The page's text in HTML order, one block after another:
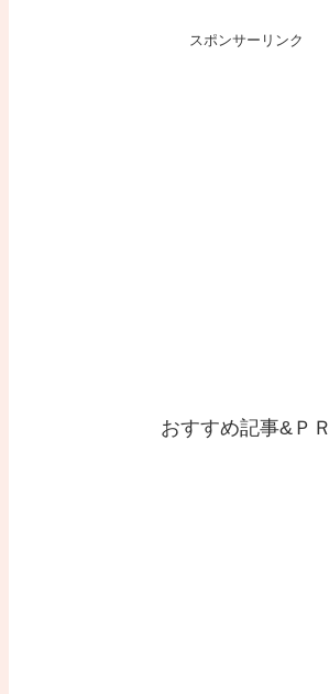
スポンサーリンク
おすすめ記事&ＰＲ